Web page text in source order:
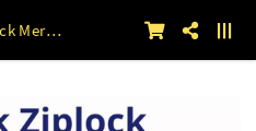
Plastik Klip Ziplock Merah (4 x 6 s/d 8 x 12) 40 micron 5 x 8